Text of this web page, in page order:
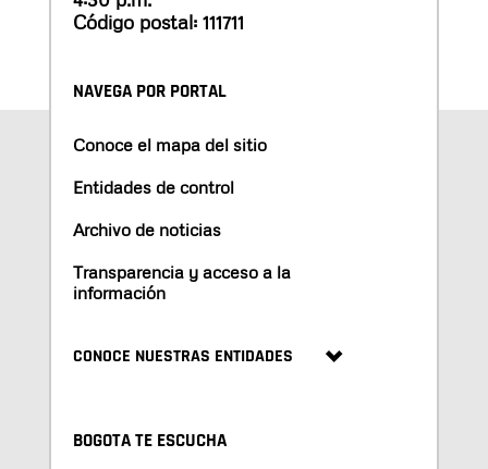
Código postal: 111711
NAVEGA POR PORTAL
Conoce el mapa del sitio
Entidades de control
Archivo de noticias
Transparencia y acceso a la
información
CONOCE NUESTRAS ENTIDADES
BOGOTA TE ESCUCHA